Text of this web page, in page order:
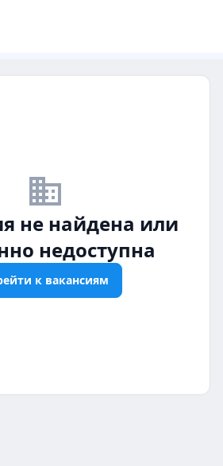
business_off
не найдена или
недоступна
к вакансиям